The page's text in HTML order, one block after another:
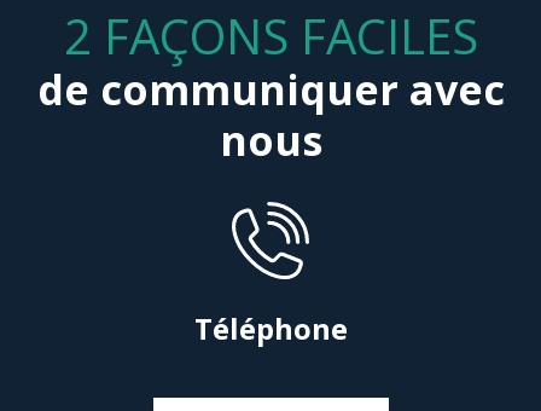
2 FAÇONS FACILES
de communiquer avec
nous
Téléphone